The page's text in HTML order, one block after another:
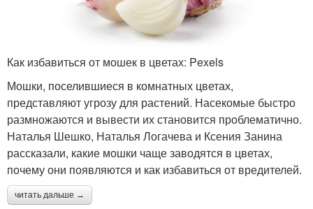
Как избавиться от мошек в цветах: Pexels
Мошки, поселившиеся в комнатных цветах,
представляют угрозу для растений. Насекомые быстро
размножаются и вывести их становится проблематично.
Наталья Шешко, Наталья Логачева и Ксения Занина
рассказали, какие мошки чаще заводятся в цветах,
почему они появляются и как избавиться от вредителей.
читать дальше →